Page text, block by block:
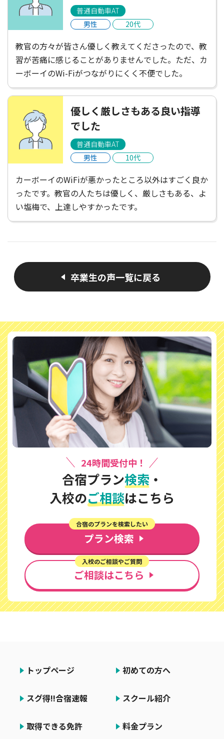
普通自動車AT
男性
20代
教官の方々が皆さん優しく教えてくださったので、教
習が苦痛に感じることがありませんでした。ただ、カ
ーボーイのWi-Fiがつながりにくく不便でした。
優しく厳しさもある良い指導
でした
普通自動車AT
男性
10代
カーボーイのWiFiが悪かったところ以外はすごく良か
ったです。教官の人たちは優しく、厳しさもある、よ
い塩梅で、上達しやすかったです。
卒業生の声一覧に戻る
24時間受付中！
合宿プラン検索 ・
入校のご相談はこちら
プラン検索
合宿のプランを検索したい
ご相談はこちら
入校のご相談やご質問
トップページ 初めての方へ
スグ得!!合宿速報 スクール紹介
取得できる免許 料金プラン